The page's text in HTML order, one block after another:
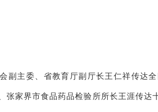
副主委、省教育厅副厅长王仁祥传达
张家界市食品药品检验所所长王涯传达